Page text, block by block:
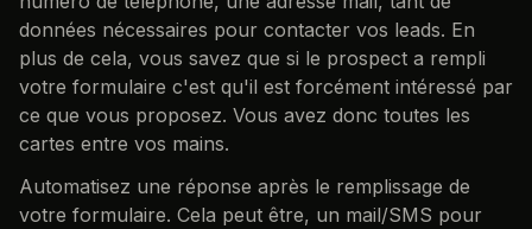
données nécessaires pour contacter vos leads. En
plus de cela, vous savez que si le prospect a rempli
votre formulaire c'est qu'il est forcément intéressé par
ce que vous proposez. Vous avez donc toutes les
cartes entre vos mains.
Automatisez une réponse après le remplissage de
votre formulaire. Cela peut être, un mail/SMS pour